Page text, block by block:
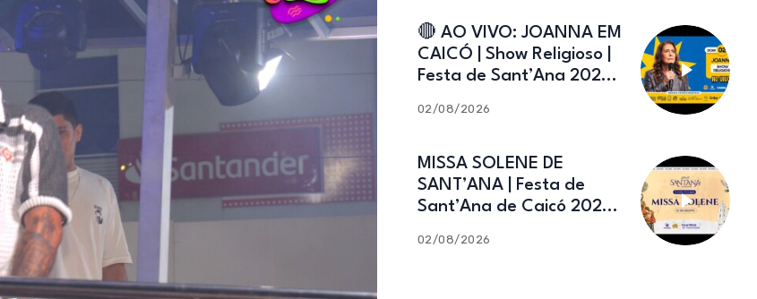
🔴 AO VIVO: JOANNA EM
CAICÓ | Show Religioso |
Festa de Sant’Ana 2026 |
02/08/2026
MISSA SOLENE DE
SANT’ANA | Festa de
Sant’Ana de Caicó 2026 |
02/08/2026